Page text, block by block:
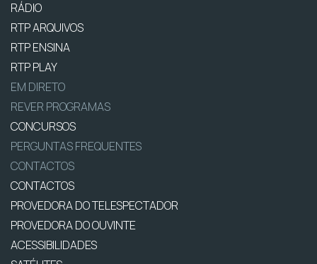
RÁDIO
RTP ARQUIVOS
RTP ENSINA
RTP PLAY
EM DIRETO
REVER PROGRAMAS
CONCURSOS
PERGUNTAS FREQUENTES
CONTACTOS
CONTACTOS
PROVEDORA DO TELESPECTADOR
PROVEDORA DO OUVINTE
ACESSIBILIDADES